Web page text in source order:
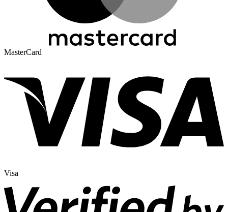
MasterCard
Visa